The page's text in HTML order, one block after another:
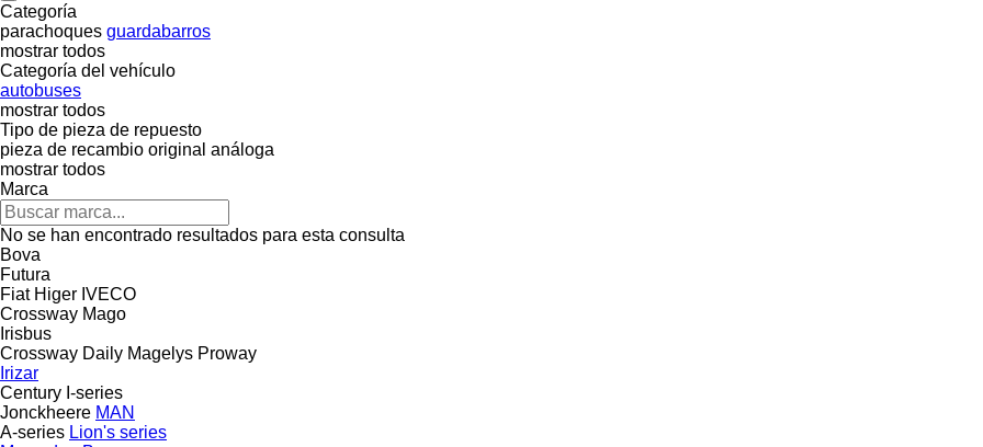
Categoría
parachoques guardabarros
mostrar todos
Categoría del vehículo
autobuses
mostrar todos
Tipo de pieza de repuesto
pieza de recambio original análoga
mostrar todos
Marca
No se han encontrado resultados para esta consulta
Bova
Futura
Fiat Higer IVECO
Crossway Mago
Irisbus
Crossway Daily Magelys Proway
Irizar
Century I-series
Jonckheere MAN
A-series Lion's series